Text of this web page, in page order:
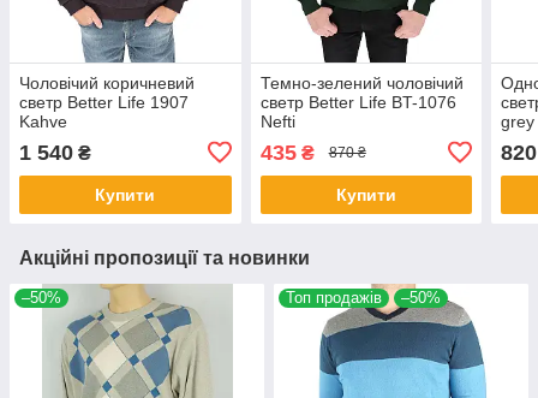
Чоловічий коричневий
светр Better Life 1907
Kahve
1 540 ₴
Купити
Темно-зелений чоловічий
светр Better Life BT-1076
Nefti
435₴ 870 ₴
Купити
grey
820
Акційні пропозиції та новинки
–50% Топ продажів –50%